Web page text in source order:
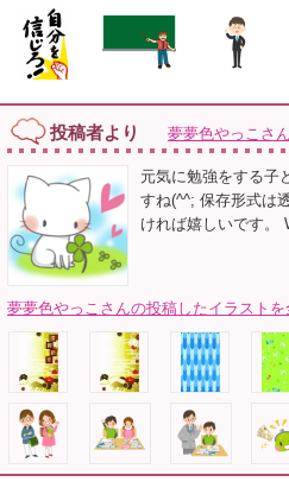
投稿者より 夢夢色やっこさん
元気に勉強をする子
すね(^^; 保存形式は
ければ嬉しいです。
夢夢色やっこさんの投稿したイラストを